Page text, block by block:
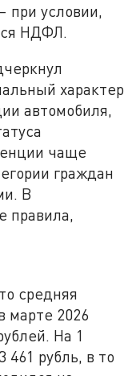
при условии,
НДФЛ.
характер
автомобиля,
чаще
граждан
В
правила,
средняя
марте 2026
На 1
461 рубль, в то